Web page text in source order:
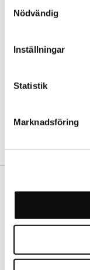
Nödvändig
Inställningar
Statistik
Marknadsföring
Torky Liten
Hässleholm
281 35 Hässleholm